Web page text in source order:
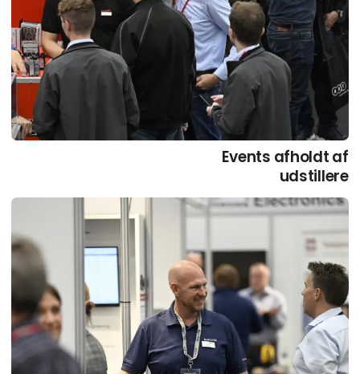
Events afholdt af
udstillere